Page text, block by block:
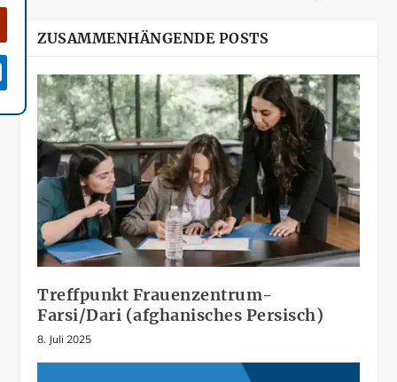
ZUSAMMENHÄNGENDE POSTS
Treffpunkt Frauenzentrum-
Farsi/Dari (afghanisches Persisch)
8. Juli 2025